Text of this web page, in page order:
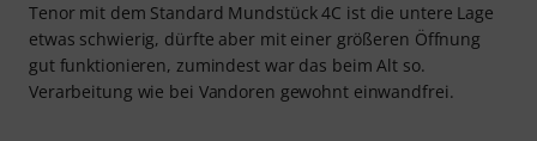
Tenor mit dem Standard Mundstück 4C ist die untere Lage
etwas schwierig, dürfte aber mit einer größeren Öffnung
gut funktionieren, zumindest war das beim Alt so.
Verarbeitung wie bei Vandoren gewohnt einwandfrei.